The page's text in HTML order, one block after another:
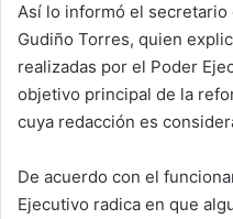
Así lo informó el secretario
Gudiño Torres, quien
realizadas por el Poder
objetivo principal de la
cuya redacción es
De acuerdo con el
Ejecutivo radica en que